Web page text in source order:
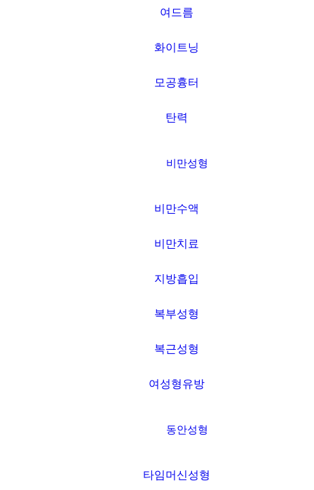
여드름
화이트닝
모공흉터
탄력
비만성형
비만수액
비만치료
지방흡입
복부성형
복근성형
여성형유방
동안성형
타임머신성형